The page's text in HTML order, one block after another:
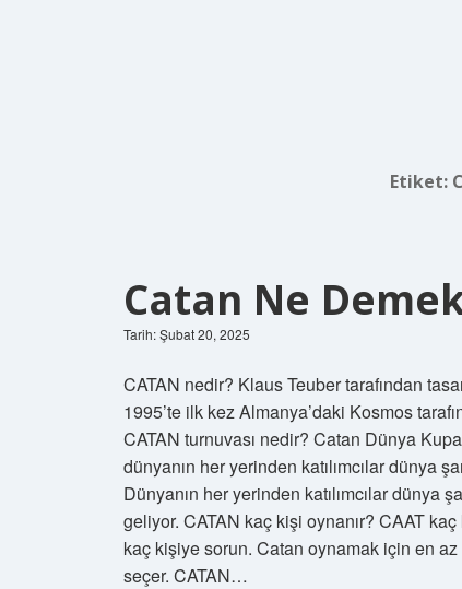
Etiket:
Catan Ne
Tarih: Şubat 20, 2025
CATAN nedir? Klaus Teuber tarafından
1995’te ilk kez Almanya’daki Kosmos
CATAN turnuvası nedir? Catan Dünya
dünyanın her yerinden katılımcılar dünya
Dünyanın her yerinden katılımcılar dünya
geliyor. CATAN kaç kişi oynanır? CAAT
kaç kişiye sorun. Catan oynamak için en
seçer. CATAN…